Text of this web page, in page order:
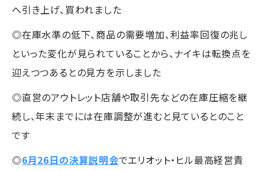
へ引き上げ、買われました
◎在庫水準の低下、商品の需要増加、利益率回復の兆し
といった変化が見られていることから、ナイキは転換点を
迎えつつあるとの見方を示しました
◎直営のアウトレット店舗や取引先などの在庫圧縮を継
続し、年末までには在庫調整が進むと見ているとのこと
です
◎6月26日の決算説明会でエリオット・ヒル最高経営責